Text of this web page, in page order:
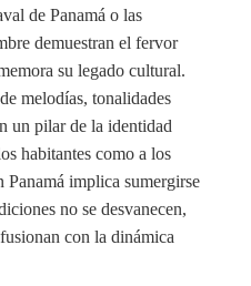
de Panamá o las
demuestran el fervor
su legado cultural.
melodías, tonalidades
un pilar de la identidad
habitantes como a los
Panamá implica sumergirse
no se desvanecen,
con la dinámica